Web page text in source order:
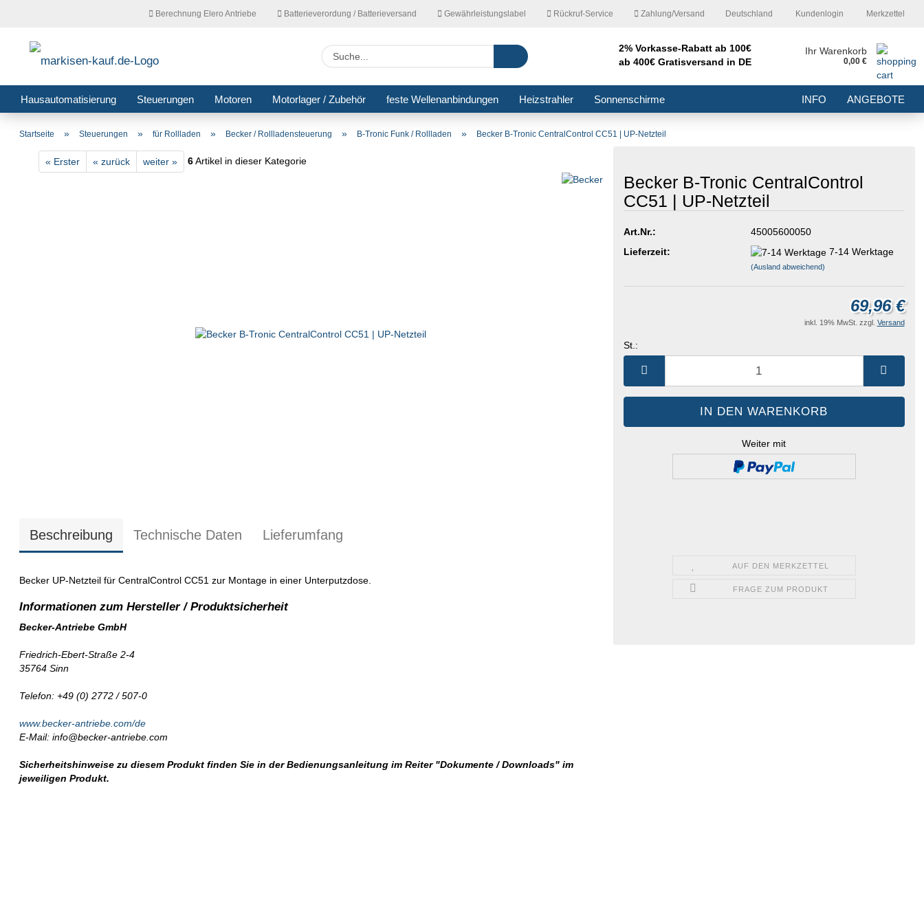
Berechnung Elero Antriebe Batterieverordung / Batterieversand Gewährleistungslabel Rückruf-Service Zahlung/Versand Deutschland
Lieferland
Kundenlogin
Konto erstellen
Passwort vergessen?
Merkzettel
Suche...
2% Vorkasse-Rabatt ab 100€
ab 400€ Gratisversand in DE
Ihr Warenkorb
0,00 €
Hausautomatisierung Steuerungen Motoren Motorlager / Zubehör feste Wellenanbindungen Heizstrahler Sonnenschirme INFO ANGEBOTE
Startseite » Steuerungen » für Rollladen » Becker / Rollladensteuerung » B-Tronic Funk / Rollladen » Becker B-Tronic CentralControl CC51 | UP-Netzteil
« Erster « zurück weiter » 6Artikel in dieser Kategorie
Becker B-Tronic CentralControl
CC51 | UP-Netzteil
Art.Nr.:
45005600050
Lieferzeit:
7-14 Werktage
(Ausland abweichend)
69,96 €
inkl. 19% MwSt. zzgl. Versand
St.:
Weiter mit
AUF DEN MERKZETTEL
FRAGE ZUM PRODUKT
Beschreibung Technische Daten Lieferumfang
Becker UP-Netzteil für CentralControl CC51 zur Montage in einer Unterputzdose.
Becker-Antriebe GmbH
Friedrich-Ebert-Straße 2-4
35764 Sinn
Telefon: +49 (0) 2772 / 507-0
www.becker-antriebe.com/de
E-Mail: info@becker-antriebe.com
Sicherheitshinweise zu diesem Produkt finden Sie in der Bedienungsanleitung im Reiter "Dokumente / Downloads" im
jeweiligen Produkt.